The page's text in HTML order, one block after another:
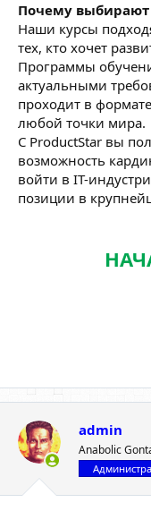
Почему выбирают
Наши курсы
тех, кто хочет
Программы
актуальными
проходит в
любой точки мира.
С ProductStar вы
возможность
войти в IT-
позиции в
admin
Anabolic